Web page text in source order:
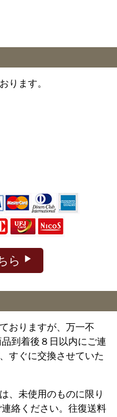
ります。
ら
おりますが、万一不
到着後８日以内にご連
すぐに交換させていた
、未使用のものに限り
絡ください。往復送料